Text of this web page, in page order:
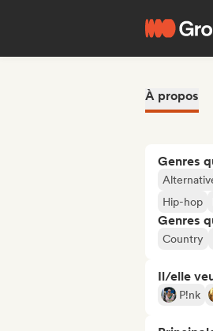
À propos
Genres
Hip-hop
Genres
Country
Il/elle
P!nk